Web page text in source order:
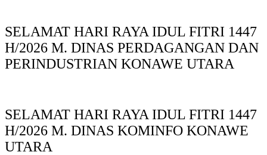
SELAMAT HARI RAYA IDUL FITRI 1447
H/2026 M. DINAS PERDAGANGAN DAN
PERINDUSTRIAN KONAWE UTARA
SELAMAT HARI RAYA IDUL FITRI 1447
H/2026 M. DINAS KOMINFO KONAWE
UTARA